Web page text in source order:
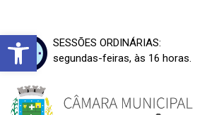
Barra deSESSÕES ORDINÁRIAS:
segundas-feiras, às 16 horas.